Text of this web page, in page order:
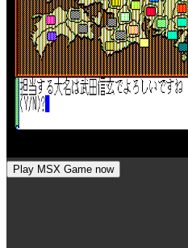
Play MSX Game now